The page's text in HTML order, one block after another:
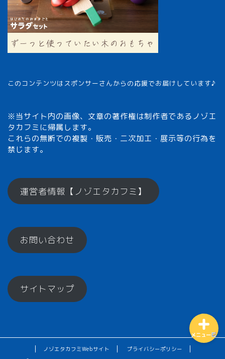
このコンテンツはスポンサーさんからの応援でお届けしています♪
※当サイト内の画像、文章の著作権は制作者であるノゾエ
タカフミに帰属します。
これらの無断での複製・販売・二次加工・展示等の行為を
禁じます。
運営者情報【ノゾエタカフミ】
お問い合わせ
サイトマップ
ノゾエタカフミWebサイト
プライバシーポリシー
メニュー
メモざるとは？